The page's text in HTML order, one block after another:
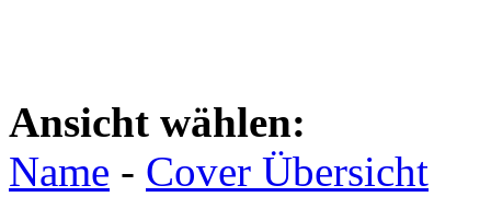
Ansicht wählen:
Name - Cover Übersicht